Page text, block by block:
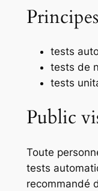
tests
tests de
tests
Public
Toute
tests
recommandé